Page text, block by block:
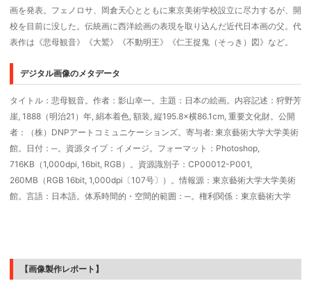
画を発表。フェノロサ、岡倉天心とともに東京美術学校設立に尽力するが、開
校を目前に没した。伝統画に西洋絵画の表現を取り込んだ近代日本画の父。代
表作は《悲母観音》《大鷲》《不動明王》《仁王捉鬼（そっき）図》など。
デジタル画像のメタデータ
タイトル：悲母観音。作者：影山幸一。主題：日本の絵画。内容記述：狩野芳
崖, 1888（明治21）年, 絹本着色, 額装, 縦195.8×横86.1cm, 重要文化財。公開
者：（株）DNPアートコミュニケーションズ。寄与者: 東京藝術大学大学美術
館。日付：─。資源タイプ：イメージ。フォーマット：Photoshop,
716KB（1,000dpi, 16bit, RGB）。資源識別子：CP00012-P001,
260MB（RGB 16bit, 1,000dpi〔107号〕）。情報源：東京藝術大学大学美術
館。言語：日本語。体系時間的・空間的範囲：─。権利関係：東京藝術大学
【画像製作レポート】